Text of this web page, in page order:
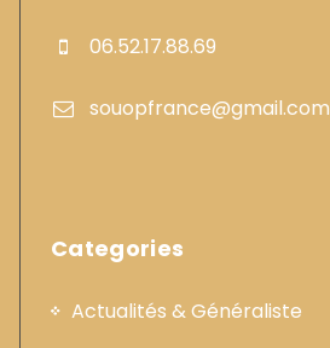
06.52.17.88.69
souopfrance@gmail.com
Categories
Actualités & Généraliste